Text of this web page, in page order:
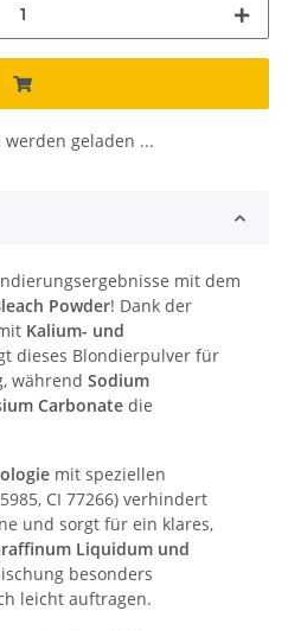
geladen ...
mit dem
Powder! Dank der
Kalium- und
dieses Blondierpulver für
während Sodium
Carbonate die
mit speziellen
CI 77266) verhindert
und sorgt für ein klares,
Liquidum und
besonders
leicht auftragen.